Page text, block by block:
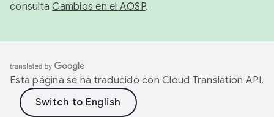
consultaCambios en el AOSP.
Esta página se ha traducido con Cloud Translation API.